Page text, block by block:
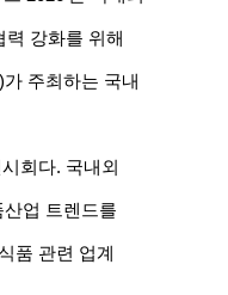
력 강화를 위해
주최하는 국내
회다. 국내외
업 트렌드를
품 관련 업계